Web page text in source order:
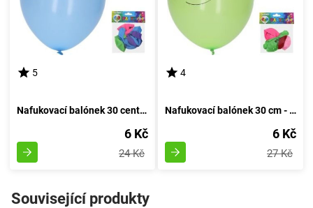
5
Nafukovací balónek 30 centimetrů - sada 5 kusů, s číslem 20
6 Kč
24 Kč
4
Nafukovací balónek 30 cm - sada 5 kusů, s číslem 10
6 Kč
27 Kč
Související produkty